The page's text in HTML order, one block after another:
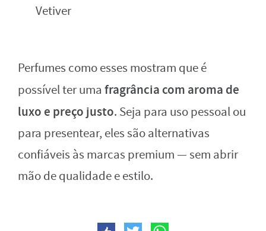
Vetiver
Perfumes como esses mostram que é
possível ter uma fragrância com aroma de
luxo e preço justo. Seja para uso pessoal ou
para presentear, eles são alternativas
confiáveis às marcas premium — sem abrir
mão de qualidade e estilo.